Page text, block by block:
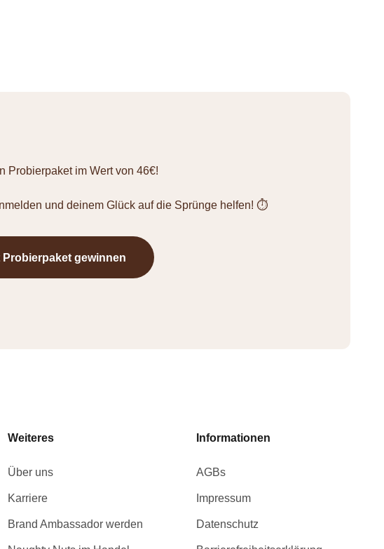
Probierpaket im Wert von 46€!
und deinem Glück auf die Sprünge helfen! ⏱️
Probierpaket gewinnen
Weiteres
Über uns
Karriere
Brand Ambassador werden
Informationen
AGBs
Impressum
Datenschutz